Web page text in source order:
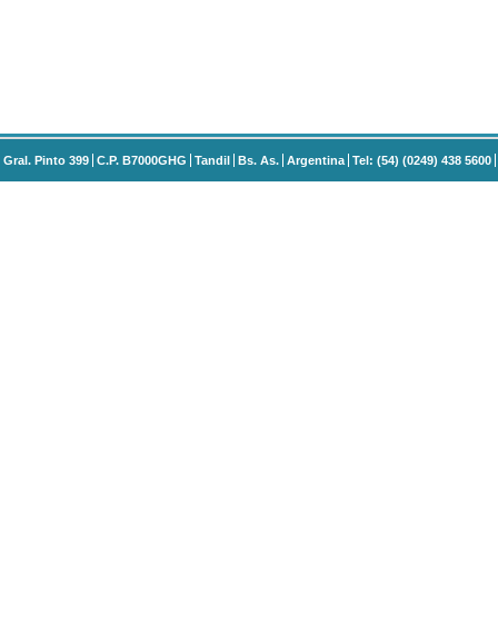
Gral. Pinto 399 C.P. B7000GHG Tandil Bs. As. Argentina Tel: (54) (0249) 438 5600